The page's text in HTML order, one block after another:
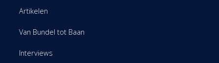
Artikelen
Van Bundel tot Baan
Interviews